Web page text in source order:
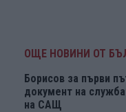
ОЩЕ НОВИНИ ОТ
Борисов за първи
документ на
на САЩ